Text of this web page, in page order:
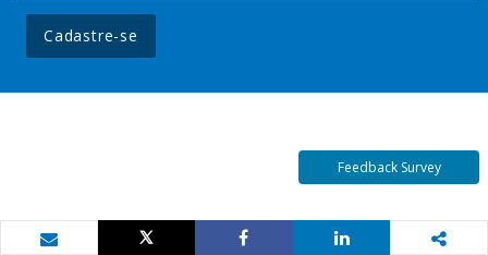
Cadastre-se
Feedback Survey